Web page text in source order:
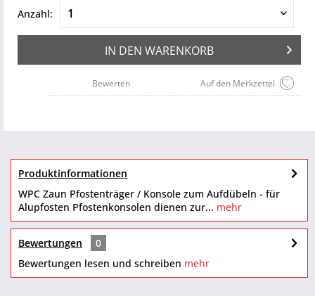
Anzahl:
IN DEN WARENKORB
Auf den Merkzettel
Bewerten
Produktinformationen
WPC Zaun Pfostenträger / Konsole zum Aufdübeln - für
Alupfosten Pfostenkonsolen dienen zur... mehr
Bewertungen
0
Bewertungen lesen und schreiben mehr